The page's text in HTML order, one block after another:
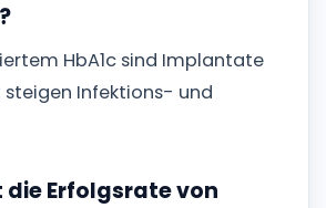
HbA1c sind Implantate
Infektions- und
die Erfolgsrate von